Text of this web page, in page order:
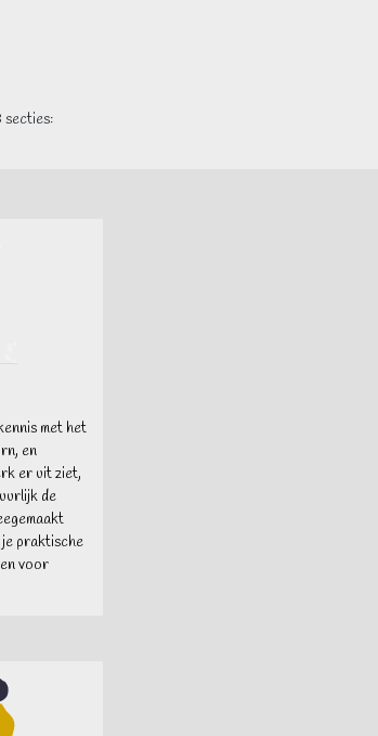
secties:
met het
en
er uit ziet,
de
praktische
voor